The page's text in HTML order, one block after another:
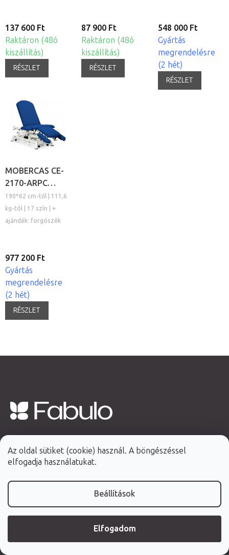
Az oldal sütiket (cookie) használ. A böngészéssel
elfogadja használatukat.
Beállítások
Elfogadom
137 600 Ft
Raktáron (48ó
kiszállítás)
RÉSZLET
87 900 Ft
Raktáron (48ó
kiszállítás)
RÉSZLET
548 000 Ft
Gyártás
megrendelésre
(2 hét)
RÉSZLET
MOBERCAS CE-
2170-ARPC
elektromos
kezelőágy
190*62 cm-től | 111,6
kg-tól | 17 szín | +
ajándék: forgószék
977 200 Ft
Gyártás
megrendelésre
(2 hét)
RÉSZLET
á
b
1 445 0390
info@fabulo.hu